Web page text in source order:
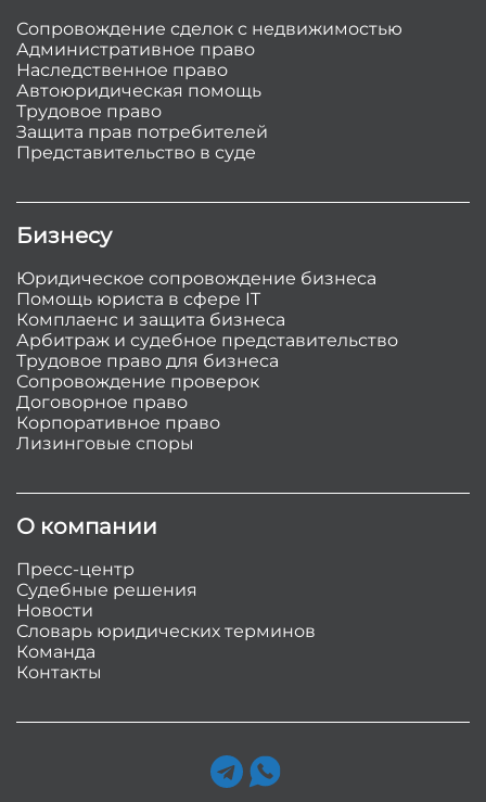
Сопровождение сделок с недвижимостью
Административное право
Наследственное право
Автоюридическая помощь
Трудовое право
Защита прав потребителей
Представительство в суде
Бизнесу
Юридическое сопровождение бизнеса
Помощь юриста в сфере IT
Комплаенс и защита бизнеса
Арбитраж и судебное представительство
Трудовое право для бизнеса
Сопровождение проверок
Договорное право
Корпоративное право
Лизинговые споры
О компании
Пресс-центр
Судебные решения
Новости
Словарь юридических терминов
Команда
Контакты